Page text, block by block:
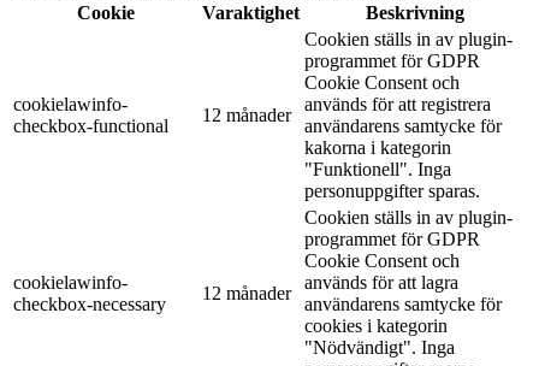
Cookie
Varaktighet Beskrivning
cookielawinfo-
checkbox-functional
12 månader
Cookien ställs in av plugin-
programmet för GDPR
Cookie Consent och
används för att registrera
användarens samtycke för
kakorna i kategorin
"Funktionell". Inga
personuppgifter sparas.
cookielawinfo-
checkbox-necessary
12 månader
Cookien ställs in av plugin-
programmet för GDPR
Cookie Consent och
används för att lagra
användarens samtycke för
cookies i kategorin
"Nödvändigt". Inga